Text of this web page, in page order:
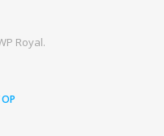
Royal.